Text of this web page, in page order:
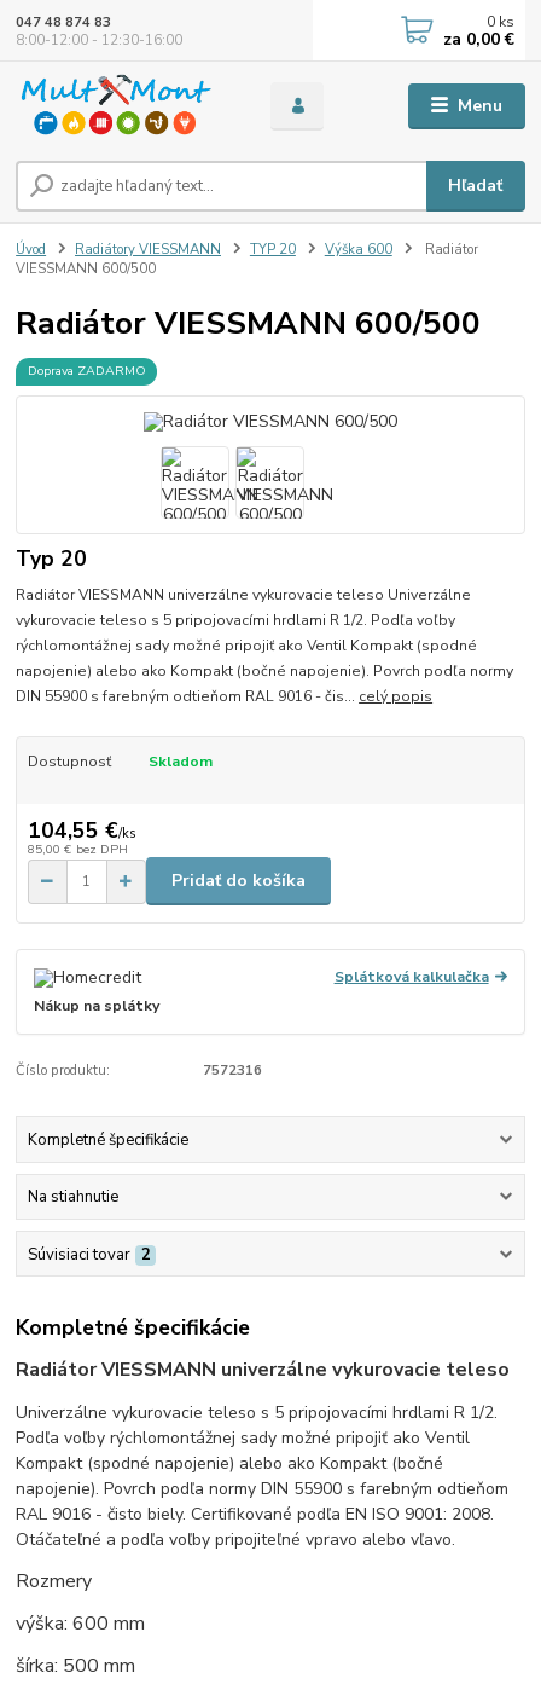
Menu
Hľadať
047 48 874 83
8:00-12:00 - 12:30-16:00
0 ks
za 0,00 €
Úvod Radiátory VIESSMANN TYP 20 Výška 600
Radiátor
VIESSMANN 600/500
Radiátor VIESSMANN 600/500
Doprava ZADARMO
Typ 20
Radiátor VIESSMANN univerzálne vykurovacie teleso Univerzálne
vykurovacie teleso s 5 pripojovacími hrdlami R 1/2. Podľa voľby
rýchlomontážnej sady možné pripojiť ako Ventil Kompakt (spodné
napojenie) alebo ako Kompakt (bočné napojenie). Povrch podľa normy
DIN 55900 s farebným odtieňom RAL 9016 - čis... celý popis
Dostupnosť Skladom
104,55 €/ks
85,00 € bez DPH
Pridať do košíka
Splátková kalkulačka
Nákup na splátky
Číslo produktu: 7572316
Kompletné špecifikácie
Na stiahnutie
Súvisiaci tovar 2
Kompletné špecifikácie
Radiátor VIESSMANN univerzálne vykurovacie teleso
Univerzálne vykurovacie teleso s 5 pripojovacími hrdlami R 1/2.
Podľa voľby rýchlomontážnej sady možné pripojiť ako Ventil
Kompakt (spodné napojenie) alebo ako Kompakt (bočné
napojenie). Povrch podľa normy DIN 55900 s farebným odtieňom
RAL 9016 - čisto biely. Certifikované podľa EN ISO 9001: 2008.
Otáčateľné a podľa voľby pripojiteľné vpravo alebo vľavo.
Rozmery
výška: 600 mm
šírka: 500 mm